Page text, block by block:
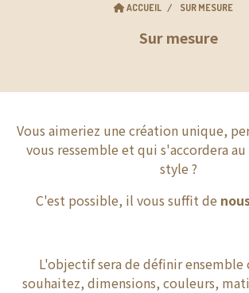
ACCUEIL SUR MESURE
Sur mesure
Vous aimeriez une création unique,
vous ressemble et qui s'accordera
style ?
C'est possible, il vous suffit de
L'objectif sera de définir ensemble
souhaitez, dimensions, couleurs,